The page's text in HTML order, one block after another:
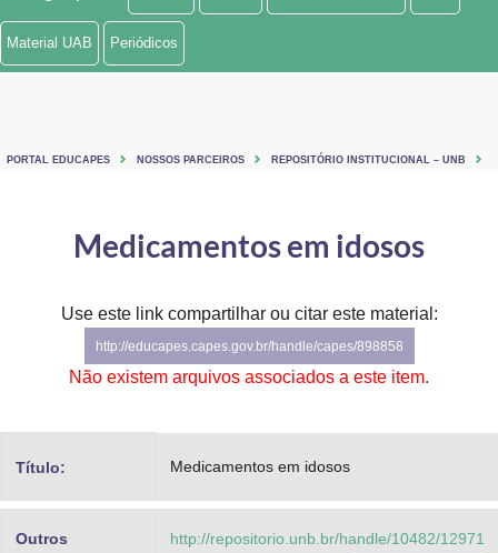
Ministério de Minas e Energia
Ministério da Mulher, da Família e dos Direitos Humanos
Secretaria-Geral
Gabinete de Segurança Institucional
Material UAB Periódicos
PORTAL EDUCAPES NOSSOS PARCEIROS REPOSITÓRIO INSTITUCIONAL – UNB
Medicamentos em idosos
Use este link compartilhar ou citar este material:
http://educapes.capes.gov.br/handle/capes/898858
Não existem arquivos associados a este item.
Título: Medicamentos em idosos
Outros http://repositorio.unb.br/handle/10482/12971